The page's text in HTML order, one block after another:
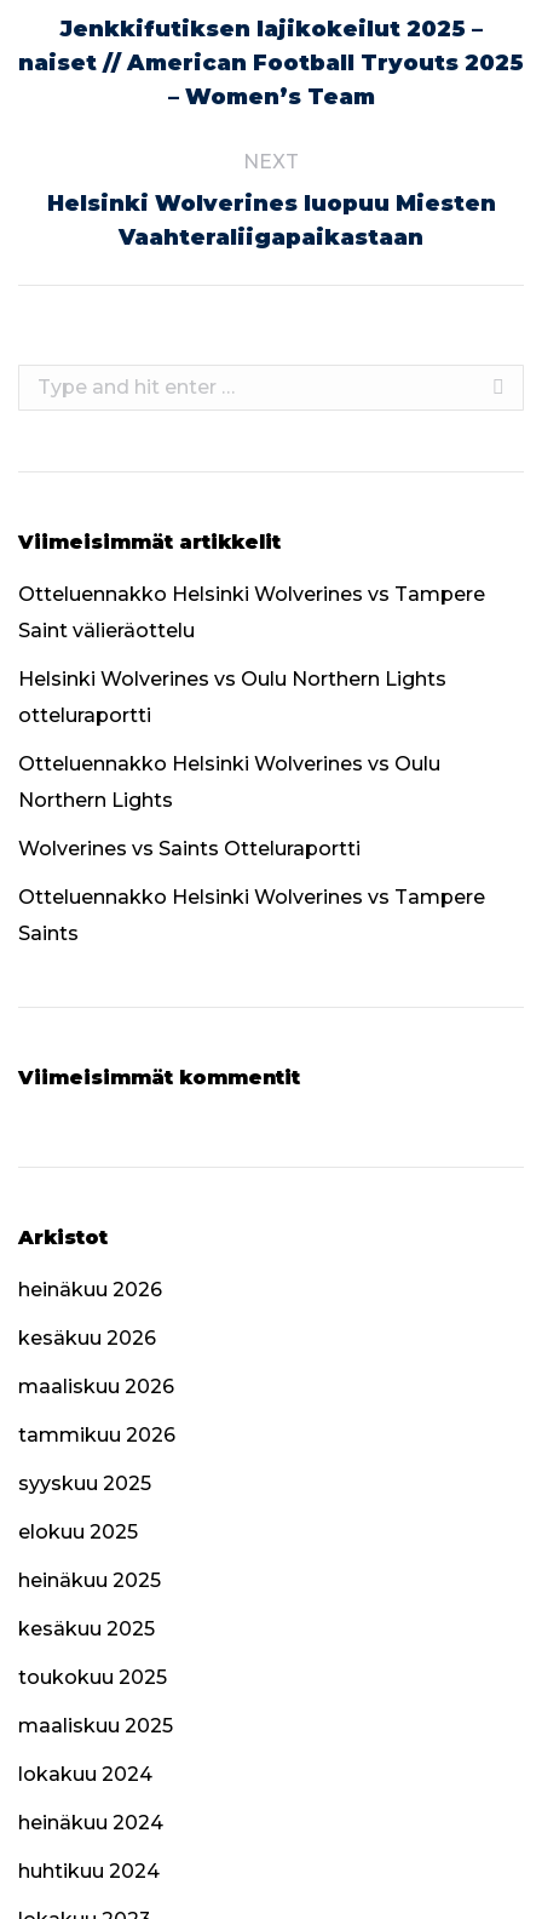
Previous
post:
Jenkkifutiksen lajikokeilut 2025 –
naiset // American Football Tryouts 2025
– Women’s Team
NEXT
Next
post:
Helsinki Wolverines luopuu Miesten
Vaahteraliigapaikastaan
Search:
Viimeisimmät artikkelit
Otteluennakko Helsinki Wolverines vs Tampere
Saint välieräottelu
Helsinki Wolverines vs Oulu Northern Lights
otteluraportti
Otteluennakko Helsinki Wolverines vs Oulu
Northern Lights
Wolverines vs Saints Otteluraportti
Otteluennakko Helsinki Wolverines vs Tampere
Saints
Viimeisimmät kommentit
Arkistot
heinäkuu 2026
kesäkuu 2026
maaliskuu 2026
tammikuu 2026
syyskuu 2025
elokuu 2025
heinäkuu 2025
kesäkuu 2025
toukokuu 2025
maaliskuu 2025
lokakuu 2024
heinäkuu 2024
huhtikuu 2024